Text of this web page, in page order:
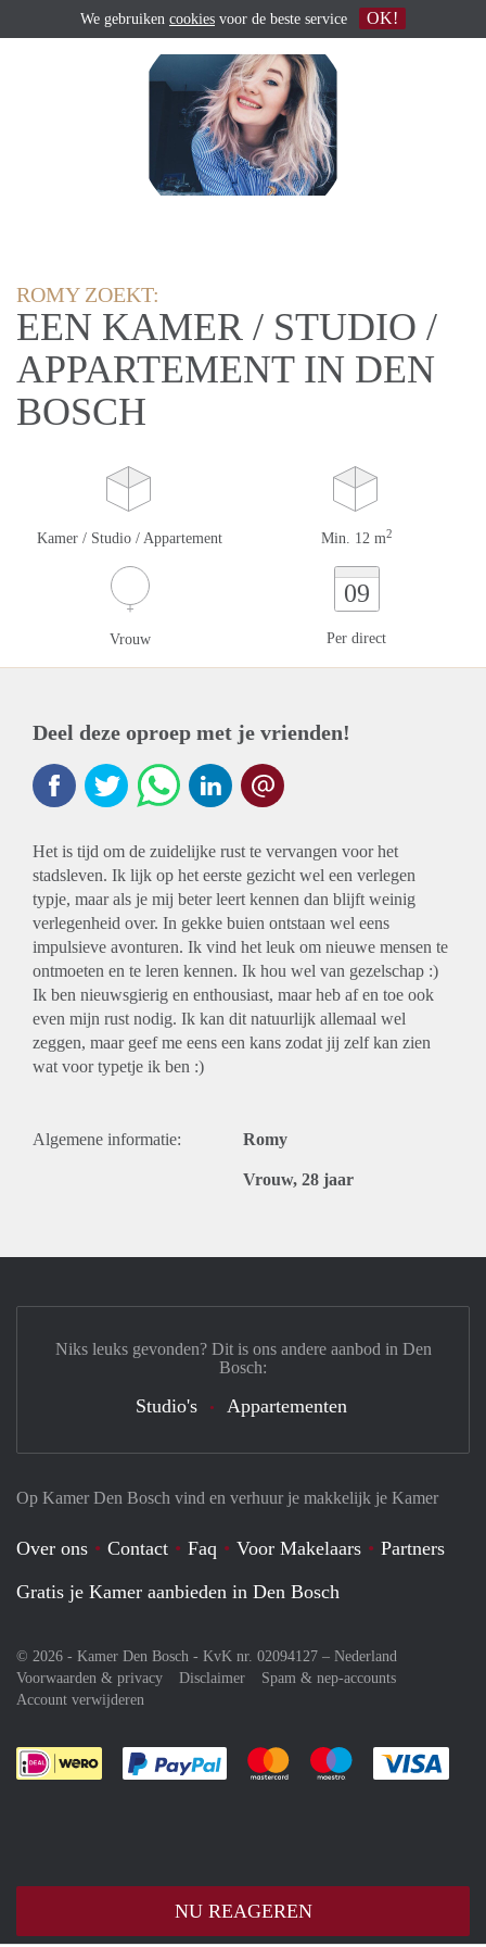
ROMY ZOEKT:
EEN KAMER / STUDIO /
APPARTEMENT IN DEN
BOSCH
Kamer / Studio / Appartement Min. 12 m2
Vrouw
09
Per direct
Deel deze oproep met je vrienden!
Het is tijd om de zuidelijke rust te vervangen voor het
stadsleven. Ik lijk op het eerste gezicht wel een verlegen
typje, maar als je mij beter leert kennen dan blijft weinig
verlegenheid over. In gekke buien ontstaan wel eens
impulsieve avonturen. Ik vind het leuk om nieuwe mensen te
ontmoeten en te leren kennen. Ik hou wel van gezelschap :)
Ik ben nieuwsgierig en enthousiast, maar heb af en toe ook
even mijn rust nodig. Ik kan dit natuurlijk allemaal wel
zeggen, maar geef me eens een kans zodat jij zelf kan zien
wat voor typetje ik ben :)
Algemene informatie: Romy
Vrouw, 28 jaar
NU REAGEREN
Op Kamer Den Bosch vind en verhuur je makkelijk je Kamer
Over ons Contact Faq Voor Makelaars
Partners
Gratis je Kamer aanbieden in Den Bosch
© 2026 - Kamer Den Bosch - KvK nr. 02094127 – Nederland
Voorwaarden & privacy
Disclaimer
Spam & nep-accounts
Account verwijderen
Je rekent gemakkelijk af met Paypal
Je rekent gemakkelijk af met
Je rekent
Niks leuks gevonden? Dit is ons andere aanbod in Den
Bosch:
Studio's Appartementen
We gebruiken cookies voor de beste service OK!